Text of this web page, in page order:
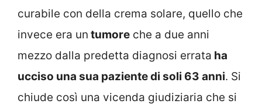
curabile con della crema solare, quello che
invece era un tumore che a due anni
mezzo dalla predetta diagnosi errata ha
ucciso una sua paziente di soli 63 anni. Si
chiude così una vicenda giudiziaria che si